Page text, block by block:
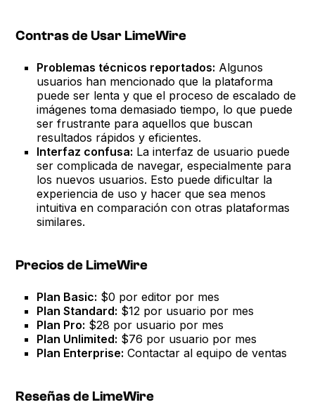
Contras de Usar LimeWire
Problemas técnicos reportados: Algunos
usuarios han mencionado que la plataforma
puede ser lenta y que el proceso de escalado de
imágenes toma demasiado tiempo, lo que puede
ser frustrante para aquellos que buscan
resultados rápidos y eficientes.
Interfaz confusa: La interfaz de usuario puede
ser complicada de navegar, especialmente para
los nuevos usuarios. Esto puede dificultar la
experiencia de uso y hacer que sea menos
intuitiva en comparación con otras plataformas
similares.
Precios de LimeWire
Plan Basic: $0 por editor por mes
Plan Standard: $12 por usuario por mes
Plan Pro: $28 por usuario por mes
Plan Unlimited: $76 por usuario por mes
Plan Enterprise: Contactar al equipo de ventas
Reseñas de LimeWire